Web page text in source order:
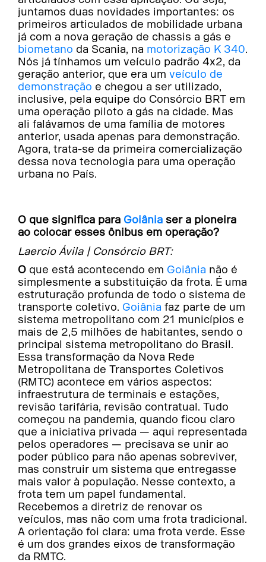
juntamos duas novidades importantes: os
primeiros articulados de mobilidade urbana
já com a nova geração de chassis a gás e
biometano da Scania, na motorização K 340.
Nós já tínhamos um veículo padrão 4x2, da
geração anterior, que era umveículo de
demonstração e chegou a ser utilizado,
inclusive, pela equipe do Consórcio BRT em
uma operação piloto a gás na cidade. Mas
ali falávamos de uma família de motores
anterior, usada apenas para demonstração.
Agora, trata-se da primeira comercialização
dessa nova tecnologia para uma operação
urbana no País.
O que significa para Goiânia ser a pioneira
ao colocar esses ônibus em operação?
Laercio Ávila | Consórcio BRT:
O que está acontecendo em Goiânia não é
simplesmente a substituição da frota. É uma
estruturação profunda de todo o sistema de
transporte coletivo. Goiânia faz parte de um
sistema metropolitano com 21 municípios e
mais de 2,5 milhões de habitantes, sendo o
principal sistema metropolitano do Brasil.
Essa transformação da Nova Rede
Metropolitana de Transportes Coletivos
(RMTC) acontece em vários aspectos:
infraestrutura de terminais e estações,
revisão tarifária, revisão contratual. Tudo
começou na pandemia, quando ficou claro
que a iniciativa privada — aqui representada
pelos operadores — precisava se unir ao
poder público para não apenas sobreviver,
mas construir um sistema que entregasse
mais valor à população. Nesse contexto, a
frota tem um papel fundamental.
Recebemos a diretriz de renovar os
veículos, mas não com uma frota tradicional.
A orientação foi clara: uma frota verde. Esse
é um dos grandes eixos de transformação
da RMTC.